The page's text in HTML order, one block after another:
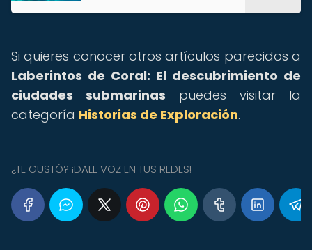
Si quieres conocer otros artículos parecidos a
Laberintos de Coral: El descubrimiento de
ciudades submarinas puedes visitar la
categoría Historias de Exploración.
¿TE GUSTÓ? ¡DALE VOZ EN TUS REDES!